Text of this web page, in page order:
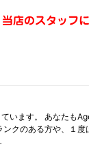
店のスタッフ